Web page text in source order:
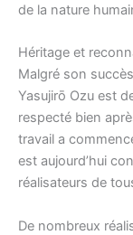
de la nature
Héritage et
Malgré son
Yasujirō Ozu est
respecté bien
travail a
est aujourd’hui
réalisateurs de
De nombreux